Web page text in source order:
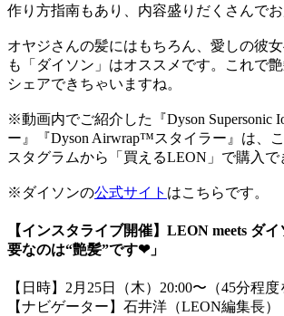
作り方指南もあり、内容盛りだくさんでお
オヤジさんの髪にはもちろん、愛しの彼
も「ダイソン」はオススメです。これで
シェアできちゃいますね。
※動画内でご紹介した『Dyson Supersonic
ー』『Dyson Airwrap™スタイラー』は、
スタグラムから「買えるLEON」で購入で
※ダイソンの公式サイト はこちらです。
【インスタライブ開催】LEON meets ダ
要なのは“艶髪”です❤︎」
【日時】2月25日（木）20:00〜（45分程度
【ナビゲーター】石井洋（LEON編集長）